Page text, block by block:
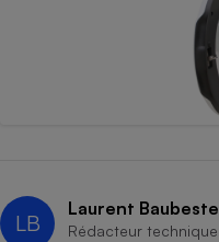
LB
Laurent Baubeste
Rédacteur technique